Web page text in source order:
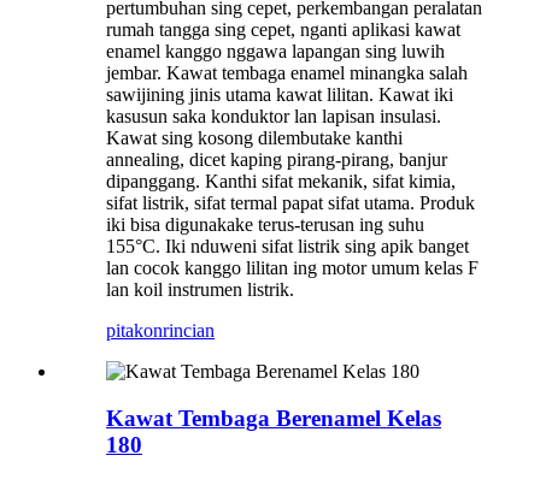
pertumbuhan sing cepet, perkembangan peralatan
rumah tangga sing cepet, nganti aplikasi kawat
enamel kanggo nggawa lapangan sing luwih
jembar. Kawat tembaga enamel minangka salah
sawijining jinis utama kawat lilitan. Kawat iki
kasusun saka konduktor lan lapisan insulasi.
Kawat sing kosong dilembutake kanthi
annealing, dicet kaping pirang-pirang, banjur
dipanggang. Kanthi sifat mekanik, sifat kimia,
sifat listrik, sifat termal papat sifat utama. Produk
iki bisa digunakake terus-terusan ing suhu
155°C. Iki nduweni sifat listrik sing apik banget
lan cocok kanggo lilitan ing motor umum kelas F
lan koil instrumen listrik.
pitakonrincian
Kawat Tembaga Berenamel Kelas
180